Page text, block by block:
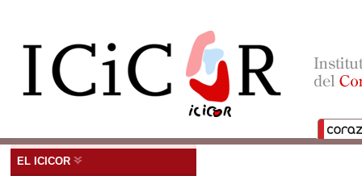
EL ICICOR